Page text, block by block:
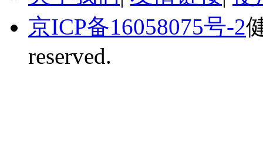
京ICP备16058075号-2
reserved.